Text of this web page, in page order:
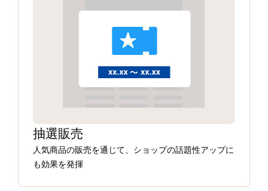
抽選販売
人気商品の販売を通じて、ショップの話題性アップに
も効果を発揮